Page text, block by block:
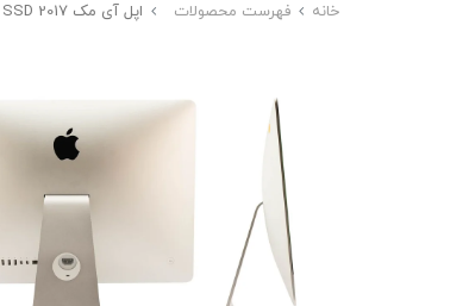
خانه فهرست محصولات اپل آی مک Apple iMac A1418 i5 SSD 2017